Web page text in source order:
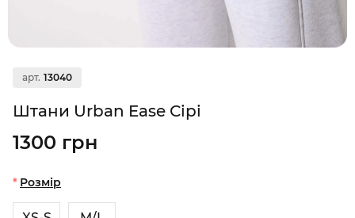
арт. 13040
Штани Urban Ease Сірі
1300 грн
Розмір